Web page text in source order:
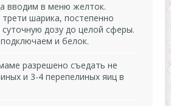
вводим в меню желток.
шарика, постепенно
суточную дозу до целой сферы.
и белок.
разрешено съедать не
и 3-4 перепелиных яиц в